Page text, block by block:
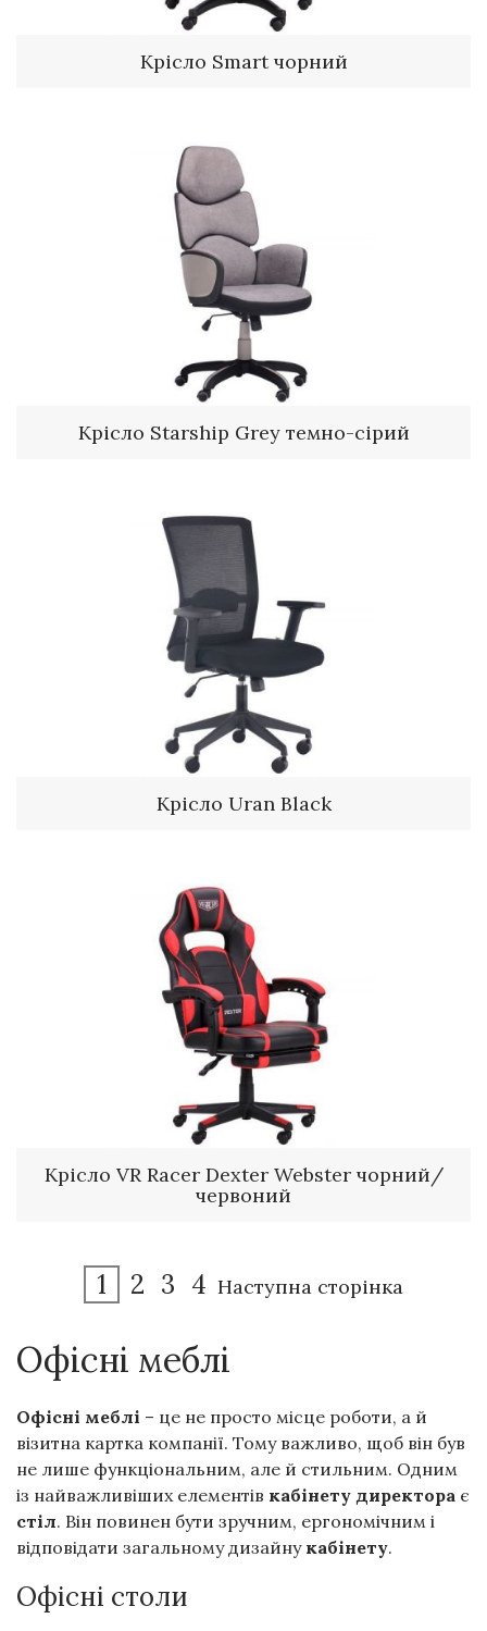
Крісло Smart чорний
Крісло Starship Grey темно-сірий
Крісло Uran Black
Крісло VR Racer Dexter Webster чорний/
червоний
1 2 3 4 Наступна сторінка
Офісні меблі
Офісні меблі – це не просто місце роботи, а й
візитна картка компанії. Тому важливо, щоб він був
не лише функціональним, але й стильним. Одним
із найважливіших елементів кабінету директора є
стіл. Він повинен бути зручним, ергономічним і
відповідати загальному дизайну кабінету.
Офісні столи